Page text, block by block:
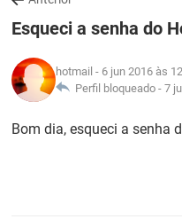
Esqueci a senha do
hotmail - 6 jun 2016 às
Perfil bloqueado - 7
Bom dia, esqueci a senha